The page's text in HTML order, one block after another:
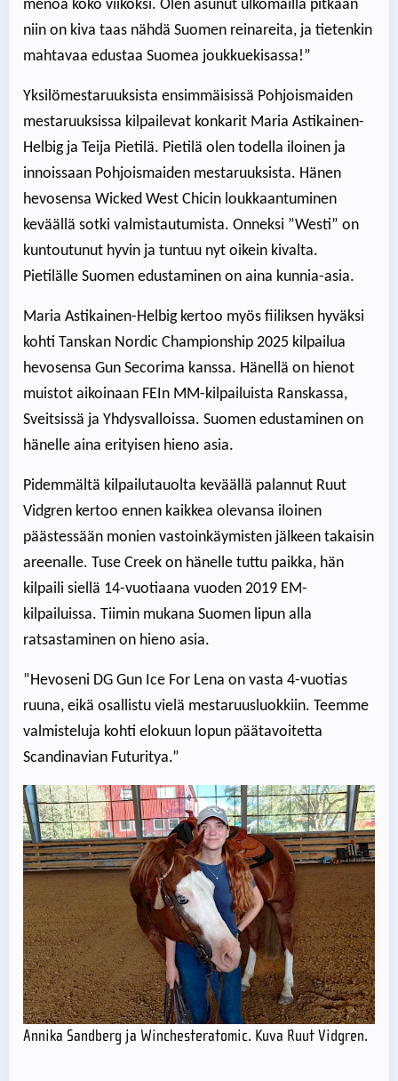
menoa koko viikoksi. Olen asunut ulkomailla pitkään
niin on kiva taas nähdä Suomen reinareita, ja tietenkin
mahtavaa edustaa Suomea joukkuekisassa!”
Yksilömestaruuksista ensimmäisissä Pohjoismaiden
mestaruuksissa kilpailevat konkarit Maria Astikainen-
Helbig ja Teija Pietilä. Pietilä olen todella iloinen ja
innoissaan Pohjoismaiden mestaruuksista. Hänen
hevosensa Wicked West Chicin loukkaantuminen
keväällä sotki valmistautumista. Onneksi ”Westi” on
kuntoutunut hyvin ja tuntuu nyt oikein kivalta.
Pietilälle Suomen edustaminen on aina kunnia-asia.
Maria Astikainen-Helbig kertoo myös fiiliksen hyväksi
kohti Tanskan Nordic Championship 2025 kilpailua
hevosensa Gun Secorima kanssa. Hänellä on hienot
muistot aikoinaan FEIn MM-kilpailuista Ranskassa,
Sveitsissä ja Yhdysvalloissa. Suomen edustaminen on
hänelle aina erityisen hieno asia.
Pidemmältä kilpailutauolta keväällä palannut Ruut
Vidgren kertoo ennen kaikkea olevansa iloinen
päästessään monien vastoinkäymisten jälkeen takaisin
areenalle. Tuse Creek on hänelle tuttu paikka, hän
kilpaili siellä 14-vuotiaana vuoden 2019 EM-
kilpailuissa. Tiimin mukana Suomen lipun alla
ratsastaminen on hieno asia.
”Hevoseni DG Gun Ice For Lena on vasta 4-vuotias
ruuna, eikä osallistu vielä mestaruusluokkiin. Teemme
valmisteluja kohti elokuun lopun päätavoitetta
Scandinavian Futuritya.”
Annika Sandberg ja Winchesteratomic. Kuva Ruut Vidgren.